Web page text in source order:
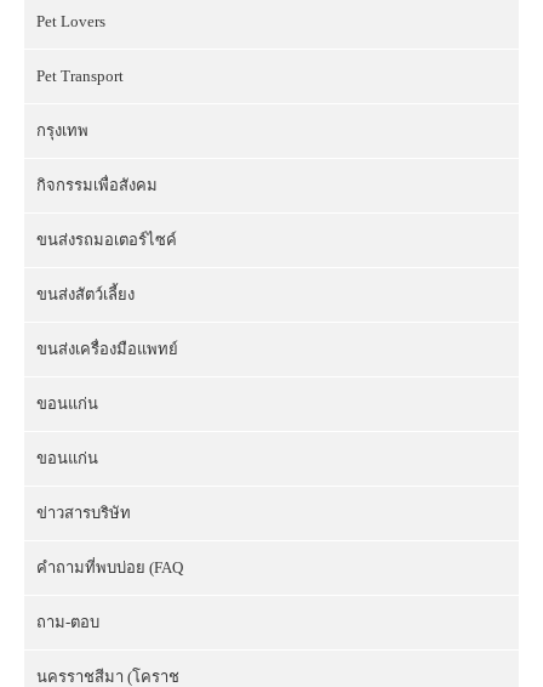
Pet Lovers
Pet Transport
กรุงเทพ
กิจกรรมเพื่อสังคม
ขนส่งรถมอเตอร์ไซค์
ขนส่งสัตว์เลี้ยง
ขนส่งเครื่องมือแพทย์
ขอนแก่น
ขอนแก่น
ข่าวสารบริษัท
คำถามที่พบบ่อย (FAQ
ถาม-ตอบ
นครราชสีมา (โคราช